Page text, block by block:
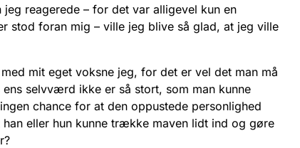
reagerede – for det var alligevel kun en
stod foran mig – ville jeg blive så glad, at jeg ville
mit eget voksne jeg, for det er vel det man må
selvværd ikke er så stort, som man kunne
chance for at den oppustede personlighed
eller hun kunne trække maven lidt ind og gøre